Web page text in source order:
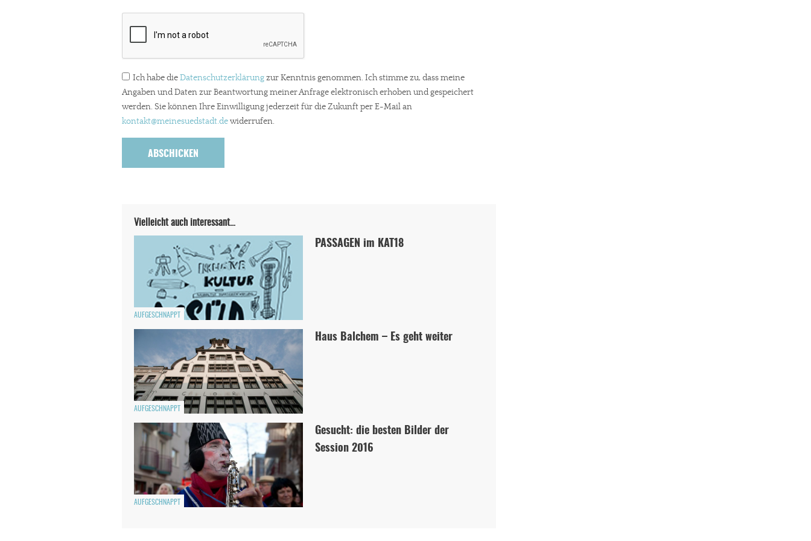
Ich habe dieDatenschutzerklärungzur Kenntnis genommen. Ich stimme zu, dass meine
Angaben und Daten zur Beantwortung meiner Anfrage elektronisch erhoben und gespeichert
werden. Sie können Ihre Einwilligung jederzeit für die Zukunft per E-Mail an
kontakt@meinesuedstadt.dewiderrufen.
Vielleicht auch interessant…
AUFGESCHNAPPT
PASSAGEN im KAT18
AUFGESCHNAPPT
Haus Balchem – Es geht weiter
AUFGESCHNAPPT
Gesucht: die besten Bilder der
Session 2016